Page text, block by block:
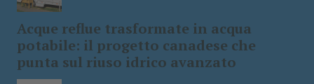
Acque reflue trasformate in acqua
potabile: il progetto canadese che
punta sul riuso idrico avanzato